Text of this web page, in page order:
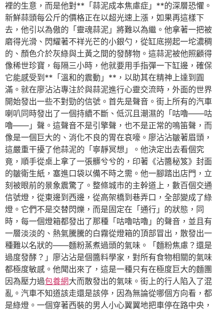
裡的生意，而是他對**「蒜泥成本焦慮症」**的深層恐懼。
新鮮蒜頭每公斤的價格正在以超光速上漲，如果再這樣下
去，他引以為傲的「靈魂蒜泥」將難以為繼。他拿著一把被
磨得光滑、閃耀著不祥光芒的小銀勺，從缸底撈起一坨濃稠
的、顏色介於灰綠與土黃之間的發酵物。這蒜泥被他照顧得
像稀世珍寶，每隔三小時，他就要用手指彈一下缸邊，確保
它能感受到**「溫和的震動」**，以助其在精神上達到圓
滿。就在廖沾沾專注於與蒜泥進行心靈交流時，外面的世界
開始發出一些不對勁的信號。首先是聲音。街上所有的汽車
喇叭同時發出了一個持續不斷、低沉且潮濕的「咕嚕——咕
嚕——」聲。這聲音不是引擎聲，也不是正常的鳴笛聲，而
像是一個巨大的、消化不良的胃在哀嚎。廖沾沾皺著眉頭，
這嚴重干擾了他蒜泥的「寧靜冥想」。他決定出去看個究
竟，順手從桌上拿了一張髒兮兮的，印著《沾醬秘笈》封面
的皺衛生紙，塞進口袋以備不時之需。他一腳踏出店門，立
刻被眼前的景象震驚了。整條城市的主幹道上，數百個交通
信號燈，從東邊到西邊，從高架橋到巷弄口，全部變成了綠
燈。它們不是交替閃爍，而是固定在「通行」的狀態，同
時，每一個燈箱都發出了那種「咕嚕咕嚕」的聲音，並且有
一層淡淡的、熱氣騰騰的白霧從燈箱的頂部冒出，散發出一
種難以名狀的——麵粉蒸煮過頭的氣味。「麵粉焦慮？還是
過度發酵？」廖沾沾是個醬料學家，對所有食物相關的氣味
都極度敏感。他聞出來了，這是一種只有在極度巨大的麵團
因為壓力過包養網大而散發出的氣味。街上的行人陷入了混
亂。汽車不知道該走還是該停，因為無論從哪個方向看，都
是綠燈。一個穿著西裝的男人小心翼翼地把車停在路中央，